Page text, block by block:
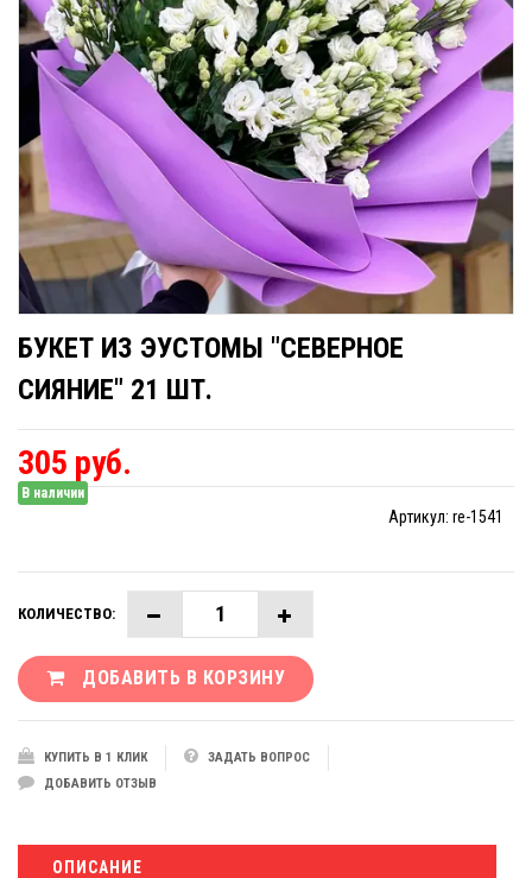
БУКЕТ ИЗ ЭУСТОМЫ "СЕВЕРНОЕ
СИЯНИЕ" 21 ШТ.
305 руб.
В наличии
Артикул: re-1541
КОЛИЧЕСТВО:
ДОБАВИТЬ В КОРЗИНУ
КУПИТЬ В 1 КЛИК
ЗАДАТЬ ВОПРОС
ДОБАВИТЬ ОТЗЫВ
ОПИСАНИЕ